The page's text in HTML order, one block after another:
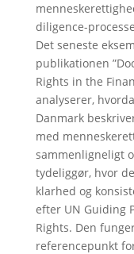
diligence-
Det seneste
publikationen
Rights in the
analyserer,
Danmark
med
sammenligneligt
tydeliggør, hvor
klarhed og
efter UN Guiding
Rights. Den
referencepunkt